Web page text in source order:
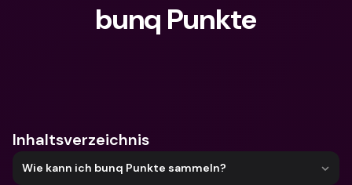
bunq Punkte
Inhaltsverzeichnis
Wie kann ich bunq Punkte sammeln?